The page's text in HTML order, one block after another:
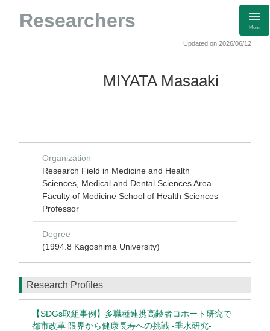
Researchers Menu
Updated on 2026/06/12
MIYATA Masaaki
Organization
Research Field in Medicine and Health
Sciences, Medical and Dental Sciences Area
Faculty of Medicine School of Health Sciences
Professor
Degree
(1994.8 Kagoshima University)
Research Profiles
【SDGs取組事例】多職種連携高齢者コホート研究で
都市改革 限界から健康長寿への挑戦 -垂水研究-